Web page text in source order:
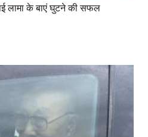
लामा के बाएं घुटने की सफल